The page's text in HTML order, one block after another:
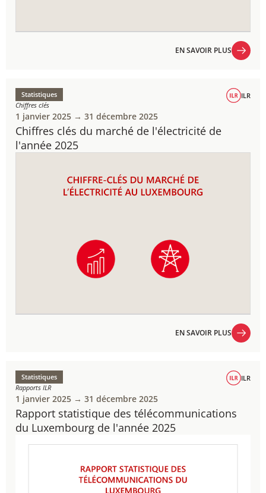
EN SAVOIR PLUS
Chiffres clés du marché de l'électricité de
l'année 2025
Statistiques
Chiffres clés
ILR
1 janvier 2025 → 31 décembre 2025
EN SAVOIR PLUS
Rapport statistique des télécommunications
du Luxembourg de l'année 2025
Statistiques
Rapports ILR
ILR
1 janvier 2025 → 31 décembre 2025